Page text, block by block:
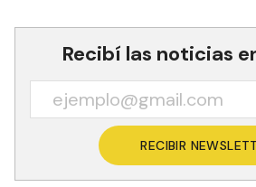
Recibí las noticias
RECIBIR